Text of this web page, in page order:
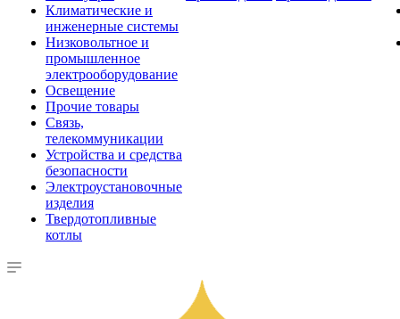
Климатические и
инженерные системы
Низковольтное и
промышленное
электрооборудование
Освещение
Прочие товары
Связь,
телекоммуникации
Устройства и средства
безопасности
Электроустановочные
изделия
Твердотопливные
котлы